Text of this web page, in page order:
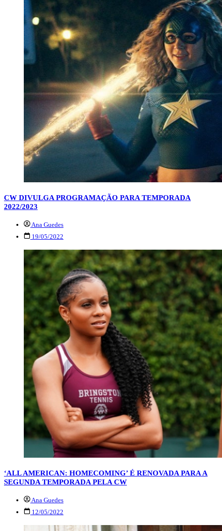
CW DIVULGA PROGRAMAÇÃO PARA TEMPORADA
2022/2023
Ana Guedes
19/05/2022
‘ALL AMERICAN: HOMECOMING’ É RENOVADA PARA A
SEGUNDA TEMPORADA PELA CW
Ana Guedes
12/05/2022